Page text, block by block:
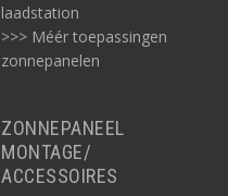
laadstation
>>> Méér toepassingen
zonnepanelen
ZONNEPANEEL
MONTAGE/
ACCESSOIRES